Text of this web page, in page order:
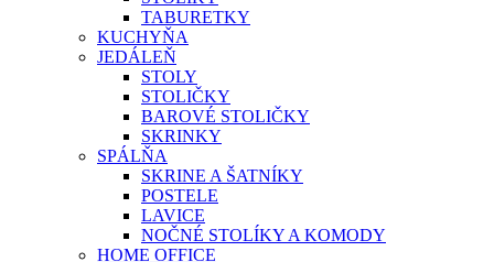
TABURETKY
KUCHYŇA
JEDÁLEŇ
STOLY
STOLIČKY
BAROVÉ STOLIČKY
SKRINKY
SPÁLŇA
SKRINE A ŠATNÍKY
POSTELE
LAVICE
NOČNÉ STOLÍKY A KOMODY
HOME OFFICE